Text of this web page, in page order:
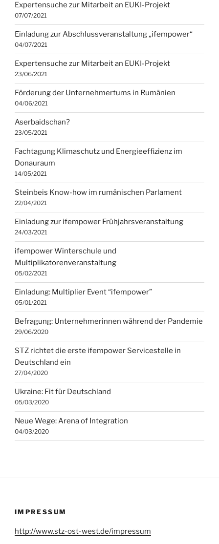
Expertensuche zur Mitarbeit an EUKI-Projekt
07/07/2021
Einladung zur Abschlussveranstaltung „ifempower“
04/07/2021
Expertensuche zur Mitarbeit an EUKI-Projekt
23/06/2021
Förderung der Unternehmertums in Rumänien
04/06/2021
Aserbaidschan?
23/05/2021
Fachtagung Klimaschutz und Energieeffizienz im
Donauraum
14/05/2021
Steinbeis Know-how im rumänischen Parlament
22/04/2021
Einladung zur ifempower Frühjahrsveranstaltung
24/03/2021
ifempower Winterschule und
Multiplikatorenveranstaltung
05/02/2021
Einladung: Multiplier Event “ifempower”
05/01/2021
Befragung: Unternehmerinnen während der Pandemie
29/06/2020
STZ richtet die erste ifempower Servicestelle in
Deutschland ein
27/04/2020
Ukraine: Fit für Deutschland
05/03/2020
Neue Wege: Arena of Integration
04/03/2020
IMPRESSUM
http://www.stz-ost-west.de/impressum